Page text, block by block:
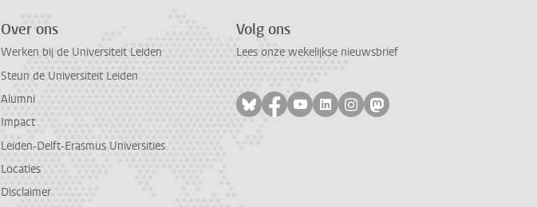
Over ons
Werken bij de Universiteit Leiden
Steun de Universiteit Leiden
Alumni
Impact
Leiden-Delft-Erasmus Universities
Locaties
Disclaimer
Volg ons
Lees onze wekelijkse nieuwsbrief
Volg ons op bluesky
Volg ons op facebook
Volg ons op youtube
Volg ons op linkedin
Volg ons op instagram
Volg ons op mastodon